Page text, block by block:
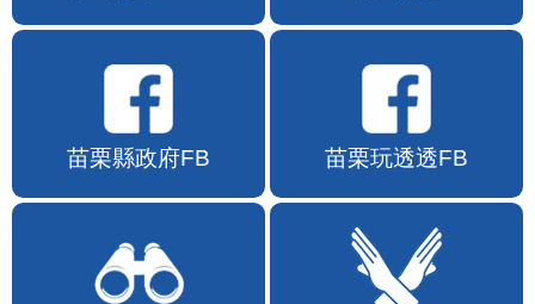
苗栗縣政府FB 苗栗玩透透FB